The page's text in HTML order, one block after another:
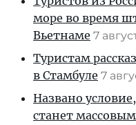
море во время
Вьетнаме 7
Туристам
в Стамбуле 7
Названо
станет